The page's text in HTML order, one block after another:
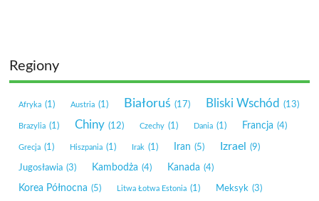
Regiony
Afryka (1) Austria (1) Białoruś (17) Bliski Wschód (13)
Brazylia (1) Chiny (12) Czechy (1) Dania (1) Francja (4)
Grecja (1) Hiszpania (1) Irak (1) Iran (5) Izrael (9)
Jugosławia (3) Kambodża (4) Kanada (4)
Korea Północna (5) Litwa Łotwa Estonia (1) Meksyk (3)